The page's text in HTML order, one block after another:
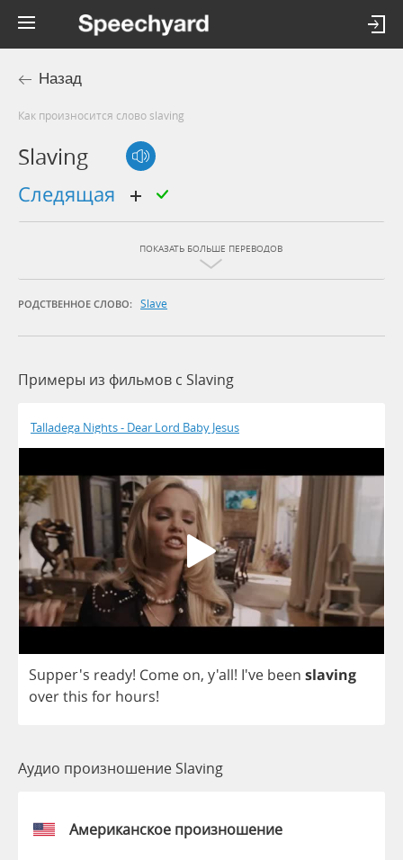
Назад
Как произносится слово slaving
Slaving
следящая
ПОКАЗАТЬ БОЛЬШЕ ПЕРЕВОДОВ
РОДСТВЕННОЕ СЛОВО: Slave
Примеры из фильмов c Slaving
Talladega Nights - Dear Lord Baby Jesus
Supper's ready! Come on, y'all! I've been slaving
overthis for hours!
Аудио произношение Slaving
Американское произношение